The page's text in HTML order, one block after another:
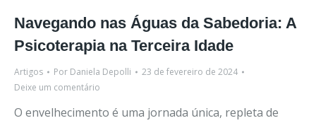
Navegando nas Águas da Sabedoria: A
Psicoterapia na Terceira Idade
Artigos Por Daniela Depolli
23 de fevereiro de 2024
Deixe um comentário
O envelhecimento é uma jornada única, repleta de